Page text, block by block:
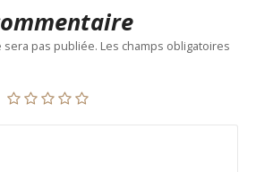
pas publiée. Les champs obligatoires